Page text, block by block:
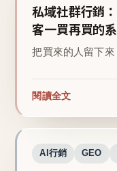
私域社群行銷
客一買再買的
把買來的人留下來
閱讀全文
AI行銷 GEO